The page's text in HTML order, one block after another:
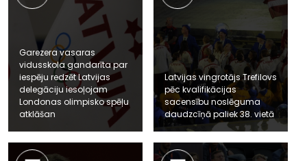
Garezera vasaras
vidusskola gandarīta par
iespēju redzēt Latvijas
delegāciju iesoļojam
Londonas olimpisko spēļu
atklāšan
Latvijas vingrotājs Trefilovs
pēc kvalifikācijas
sacensību noslēguma
daudzcīņā paliek 38. vietā